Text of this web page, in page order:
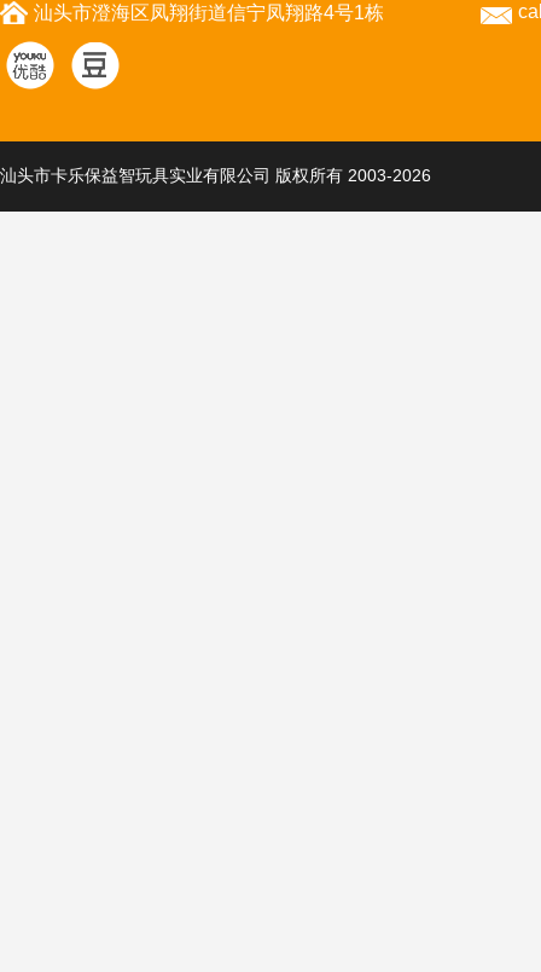
汕头市澄海区凤翔街道信宁凤翔路4号1栋
汕头市卡乐保益智玩具实业有限公司 版权所有 2003-2026